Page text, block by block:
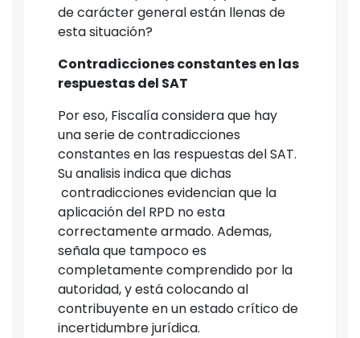
de carácter general están llenas de
esta situación?
Contradicciones constantes en las
respuestas del SAT
Por eso, Fiscalía considera que hay
una serie de contradicciones
constantes en las respuestas del SAT.
Su analisis indica que dichas
contradicciones evidencian que la
aplicación del RPD no esta
correctamente armado. Ademas,
señala que tampoco es
completamente comprendido por la
autoridad, y está colocando al
contribuyente en un estado crítico de
incertidumbre jurídica.